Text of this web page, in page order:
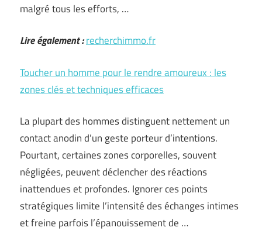
malgré tous les efforts, …
Lire également :recherchimmo.fr
Toucher un homme pour le rendre amoureux : les
zones clés et techniques efficaces
La plupart des hommes distinguent nettement un
contact anodin d’un geste porteur d’intentions.
Pourtant, certaines zones corporelles, souvent
négligées, peuvent déclencher des réactions
inattendues et profondes. Ignorer ces points
stratégiques limite l’intensité des échanges intimes
et freine parfois l’épanouissement de …